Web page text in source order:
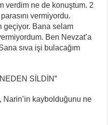
verdim ne de konuştum. 2
vermiyordu.
geçiyor. Bana selam
Ben Nevzat’a
sıva işi bulacağım
SİLDİN”
Narin’in kaybolduğunu ne